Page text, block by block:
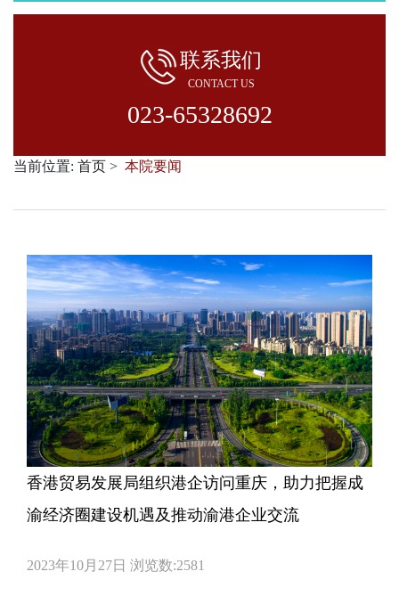
联系我们
CONTACT US
023-65328692
当前位置: 首页 本院要闻
香港贸易发展局组织港企访问重庆，助力把握成
渝经济圈建设机遇及推动渝港企业交流
2023年10月27日 浏览数:2581